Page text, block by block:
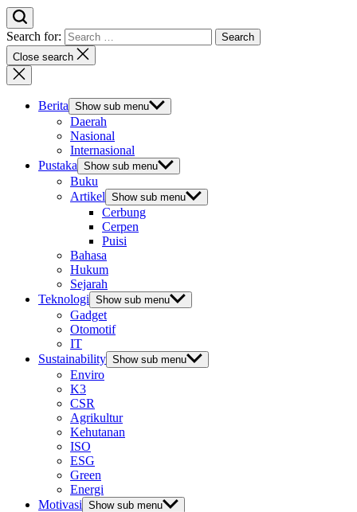
Search for:
Close search
Berita Show sub menu
Daerah
Nasional
Internasional
Pustaka Show sub menu
Buku
Artikel Show sub menu
Cerbung
Cerpen
Puisi
Bahasa
Hukum
Sejarah
Teknologi Show sub menu
Gadget
Otomotif
IT
Sustainability Show sub menu
Enviro
K3
CSR
Agrikultur
Kehutanan
ISO
ESG
Green
Energi
Motivasi Show sub menu